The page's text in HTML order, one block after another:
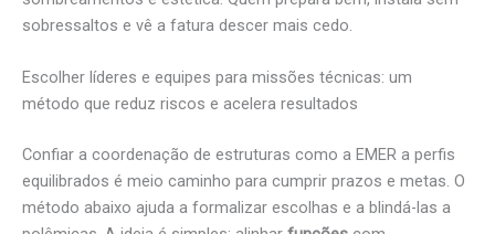
sobressaltos e vê a fatura descer mais cedo.
Escolher líderes e equipes para missões técnicas: um
método que reduz riscos e acelera resultados
Confiar a coordenação de estruturas como a EMER a perfis
equilibrados é meio caminho para cumprir prazos e metas. O
método abaixo ajuda a formalizar escolhas e a blindá-las a